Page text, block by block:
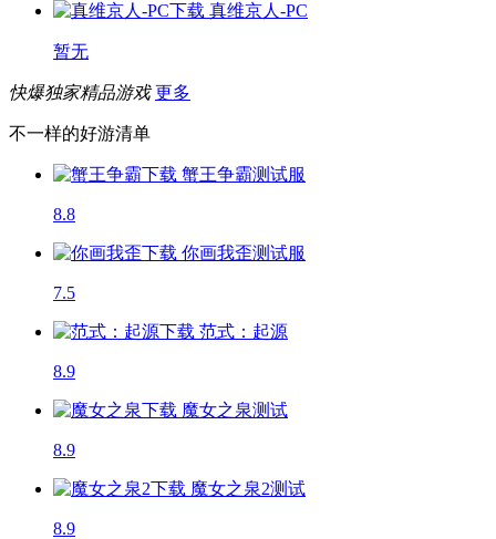
真维京人-PC
暂无
快爆独家精品游戏 更多
不一样的好游清单
蟹王争霸测试服
8.8
你画我歪测试服
7.5
范式：起源
8.9
魔女之泉测试
8.9
魔女之泉2测试
8.9